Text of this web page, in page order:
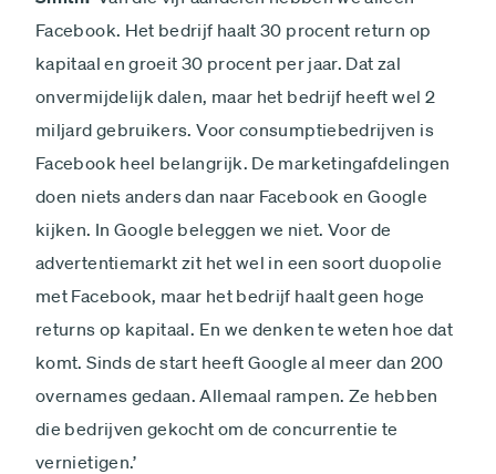
Facebook. Het bedrijf haalt 30 procent return op
kapitaal en groeit 30 procent per jaar. Dat zal
onvermijdelijk dalen, maar het bedrijf heeft wel 2
miljard gebruikers. Voor consumptiebedrijven is
Facebook heel belangrijk. De marketingafdelingen
doen niets anders dan naar ­Facebook en Google
kijken. In ­Google beleggen we niet. Voor de
advertentiemarkt zit het wel in een soort duopolie
met Facebook, maar het bedrijf haalt geen hoge
returns op kapitaal. En we denken te weten hoe dat
komt. Sinds de start heeft Google al meer dan 200
overnames gedaan. Allemaal rampen. Ze hebben
die bedrijven gekocht om de concurrentie te
vernietigen.’